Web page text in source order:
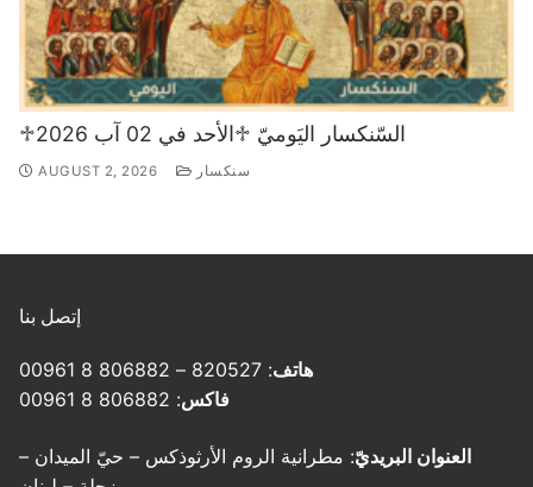
♱السّنكسار اليَوميّ ♱الأحد في 02 آب 2026
AUGUST 2, 2026 سنكسار
إتصل بنا
هاتف: 820527 – 806882 8 00961
فاكس: 806882 8 00961
العنوان البريديّ: مطرانية الروم الأرثوذكس – حيّ الميدان –